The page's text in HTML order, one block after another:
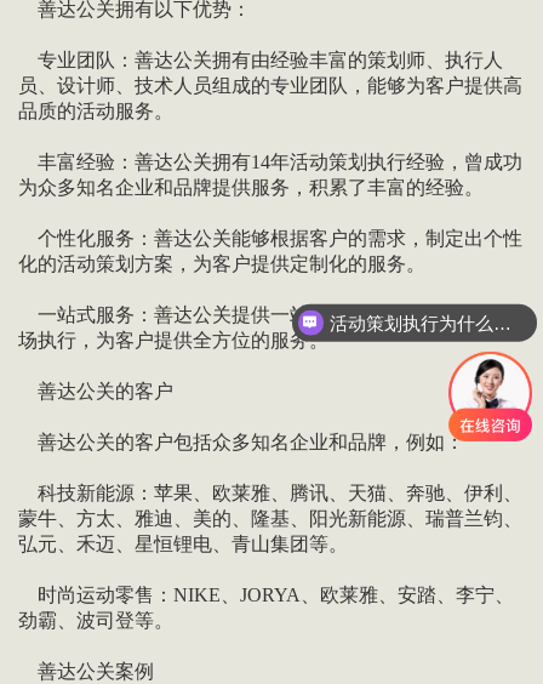
善达公关拥有以下优势：
专业团队：善达公关拥有由经验丰富的策划师、执行人
员、设计师、技术人员组成的专业团队，能够为客户提供高
品质的活动服务。
丰富经验：善达公关拥有14年活动策划执行经验，曾成功
为众多知名企业和品牌提供服务，积累了丰富的经验。
个性化服务：善达公关能够根据客户的需求，制定出个性
化的活动策划方案，为客户提供定制化的服务。
一站式服务：善达公关提供一站式服务，从活动策划到现
场执行，为客户提供全方位的服务。
善达公关的客户
善达公关的客户包括众多知名企业和品牌，例如：
科技新能源：苹果、欧莱雅、腾讯、天猫、奔驰、伊利、
蒙牛、方太、雅迪、美的、隆基、阳光新能源、瑞普兰钧、
弘元、禾迈、星恒锂电、青山集团等。
时尚运动零售：NIKE、JORYA、欧莱雅、安踏、李宁、
劲霸、波司登等。
善达公关案例